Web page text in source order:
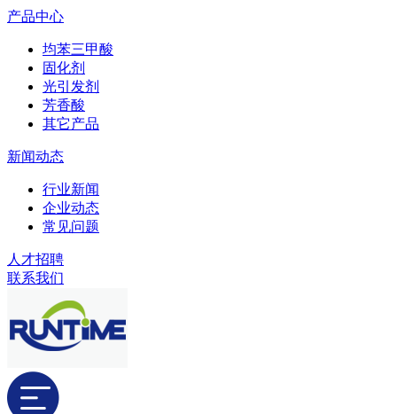
产品中心
均苯三甲酸
固化剂
光引发剂
芳香酸
其它产品
新闻动态
行业新闻
企业动态
常见问题
人才招聘
联系我们